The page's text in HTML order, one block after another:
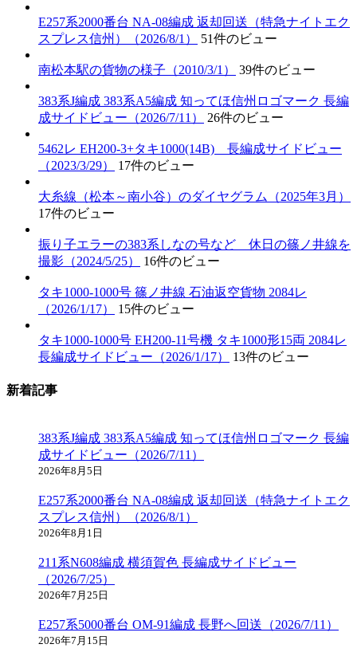
E257系2000番台 NA-08編成 返却回送（特急ナイトエク
スプレス信州）（2026/8/1）
51件のビュー
南松本駅の貨物の様子（2010/3/1） 39件のビュー
383系J編成 383系A5編成 知ってほ信州ロゴマーク 長編
成サイドビュー（2026/7/11）
26件のビュー
5462レ EH200-3+タキ1000(14B) 長編成サイドビュー
（2023/3/29）
17件のビュー
大糸線（松本～南小谷）のダイヤグラム（2025年3月）
17件のビュー
振り子エラーの383系しなの号など 休日の篠ノ井線を
撮影（2024/5/25）
16件のビュー
タキ1000-1000号 篠ノ井線 石油返空貨物 2084レ
（2026/1/17）
15件のビュー
タキ1000-1000号 EH200-11号機 タキ1000形15両 2084レ
長編成サイドビュー（2026/1/17）
13件のビュー
新着記事
383系J編成 383系A5編成 知ってほ信州ロゴマーク 長編
成サイドビュー（2026/7/11）
2026年8月5日
E257系2000番台 NA-08編成 返却回送（特急ナイトエク
スプレス信州）（2026/8/1）
2026年8月1日
211系N608編成 横須賀色 長編成サイドビュー
（2026/7/25）
2026年7月25日
E257系5000番台 OM-91編成 長野へ回送（2026/7/11）
2026年7月15日